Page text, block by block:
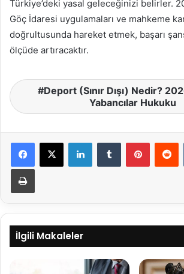
Türkiye’deki yasal geleceğinizi belirler.
Göç İdaresi uygulamaları ve mahkeme
doğrultusunda hareket etmek, başarı
ölçüde artıracaktır.
Deport (Sınır Dışı) Nedir?
Yabancılar Hukuku
LinkedInTumblr Pinterest
Yazdır
İlgili Makaleler